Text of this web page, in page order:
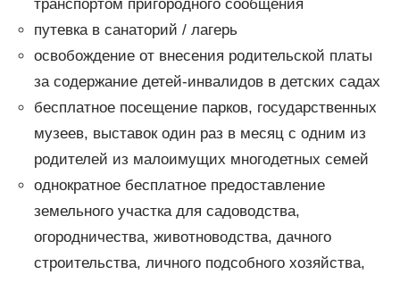
транспортом пригородного сообщения
путевка в санаторий / лагерь
освобождение от внесения родительской платы
за содержание детей-инвалидов в детских садах
бесплатное посещение парков, государственных
музеев, выставок один раз в месяц с одним из
родителей из малоимущих многодетных семей
однократное бесплатное предоставление
земельного участка для садоводства,
огородничества, животноводства, дачного
строительства, личного подсобного хозяйства,